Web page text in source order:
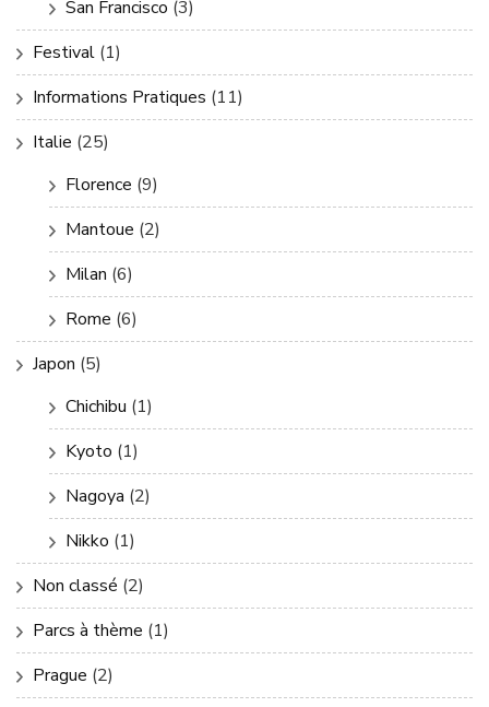
San Francisco (3)
Festival (1)
Informations Pratiques (11)
Italie (25)
Florence (9)
Mantoue (2)
Milan (6)
Rome (6)
Japon (5)
Chichibu (1)
Kyoto (1)
Nagoya (2)
Nikko (1)
Non classé (2)
Parcs à thème (1)
Prague (2)